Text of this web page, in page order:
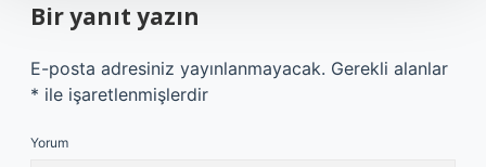
Bir yanıt yazın
E-posta adresiniz yayınlanmayacak. Gerekli alanlar
* ile işaretlenmişlerdir
Yorum